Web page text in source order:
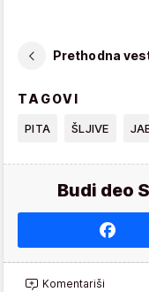
Prethodna
TAGOVI
PITA ŠLJIVE
Budi deo
Komentariši